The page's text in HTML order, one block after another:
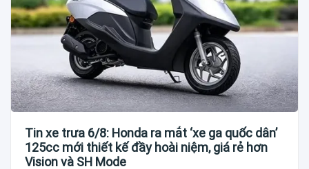
Tin xe trưa 6/8: Honda ra mắt ‘xe ga quốc dân’
125cc mới thiết kế đầy hoài niệm, giá rẻ hơn
Vision và SH Mode